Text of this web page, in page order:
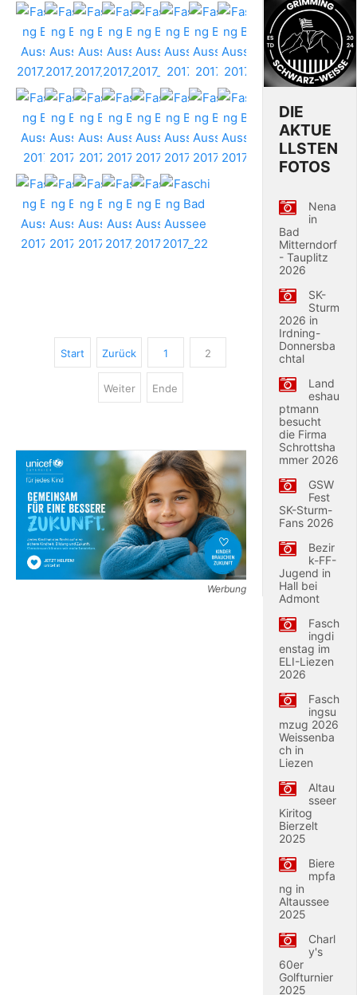
Start Zurück 1 2
Weiter Ende
Werbung
DIE
AKTUE
LLSTEN
FOTOS
Nena
in
Bad
Mitterndorf
- Tauplitz
2026
SK-
Sturm
2026 in
Irdning-
Donnersba
chtal
Land
eshau
ptmann
besucht
die Firma
Schrottsha
mmer 2026
GSW
Fest
SK-Sturm-
Fans 2026
Bezir
k-FF-
Jugend in
Hall bei
Admont
Fasch
ingdi
enstag im
ELI-Liezen
2026
Fasch
ingsu
mzug 2026
Weissenba
ch in
Liezen
Altau
sseer
Kiritog
Bierzelt
2025
Biere
mpfa
ng in
Altaussee
2025
Charl
y's
60er
Golfturnier
2025